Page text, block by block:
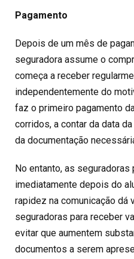
Pagamento
Depois de um mês de
seguradora assume o
começa a receber
independentemente do
faz o primeiro pagamento
corridos, a contar da data
da documentação
No entanto, as
imediatamente depois do
rapidez na comunicação dá
seguradoras para receber
evitar que aumentem
documentos a serem